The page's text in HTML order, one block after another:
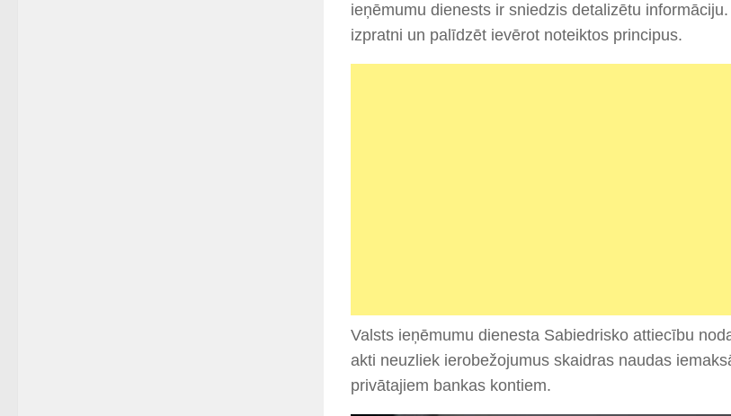
ieņēmumu dienests ir sniedzis detalizētu
izpratni un palīdzēt ievērot noteiktos principus.
Valsts ieņēmumu dienesta Sabiedrisko attiecību
akti neuzliek ierobežojumus skaidras naudas
privātajiem bankas kontiem.